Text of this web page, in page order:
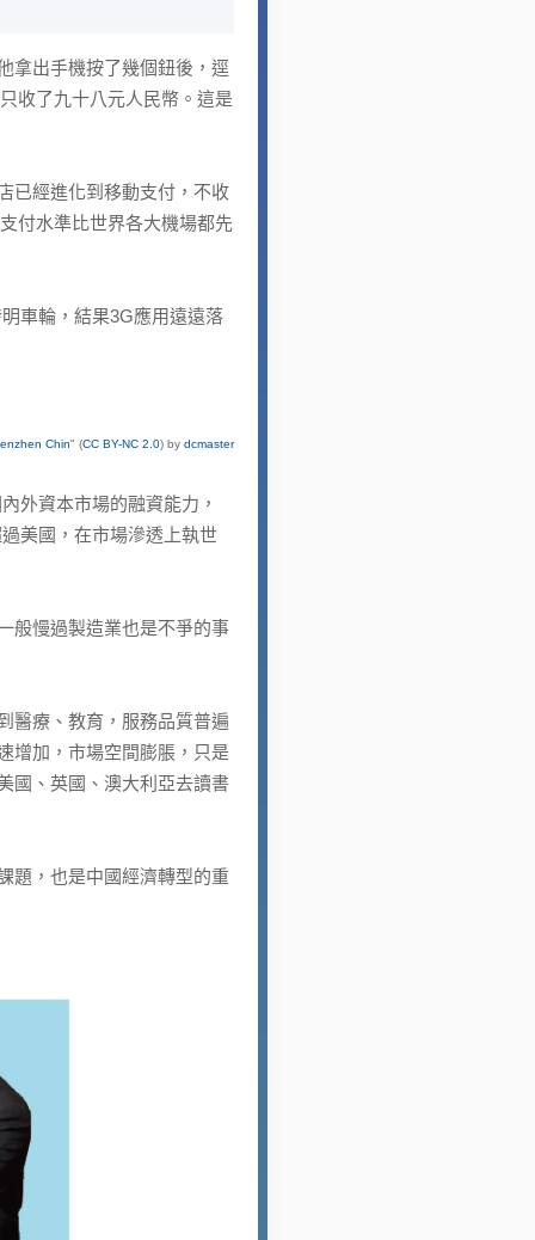
出手機按了幾個鈕後，逕
收了九十八元人民幣。這是
經進化到移動支付，不收
付水準比世界各大機場都先
車輪，結果3G應用遠遠落
Chin" (CC BY-NC 2.0) by dcmaster
資本市場的融資能力，
美國，在市場滲透上執世
慢過製造業也是不爭的事
療、教育，服務品質普遍
增加，市場空間膨脹，只是
國、英國、澳大利亞去讀書
，也是中國經濟轉型的重